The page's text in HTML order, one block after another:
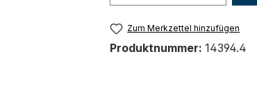
Zum Merkzettel hinzufügen
Produktnummer: 14394.4